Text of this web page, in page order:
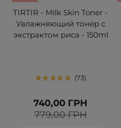
TIRTIR - Milk Skin Toner -
Увлажняющий тонер с
экстрактом риса - 150ml
73
779,00 ГРН
740,00 ГРН